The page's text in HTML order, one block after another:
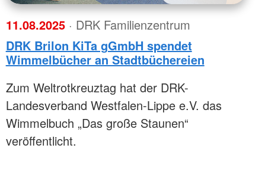
11.08.2025 · DRK Familienzentrum
DRK Brilon KiTa gGmbH spendet
Wimmelbücher an Stadtbüchereien
Zum Weltrotkreuztag hat der DRK-
Landesverband Westfalen-Lippe e.V. das
Wimmelbuch „Das große Staunen“
veröffentlicht.